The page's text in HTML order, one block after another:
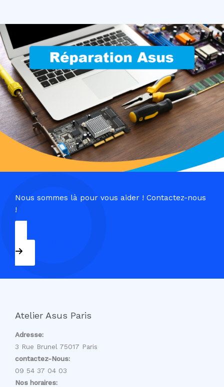
Nous sommes là pour vous aider ! Contactez-nous
!
09 54 37 04 03
Atelier Asus Paris
Adresse:
3 Rue Brunel 75017 Paris
contactez-Nous:
09 54 37 04 03
Nos horaires: